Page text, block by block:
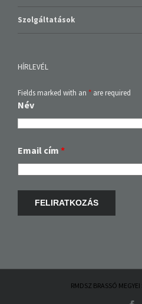
Szolgáltatások
HÍRLEVÉL
Fields marked with an * are required
Név
Email cím *
RMDSZ BRASSÓ